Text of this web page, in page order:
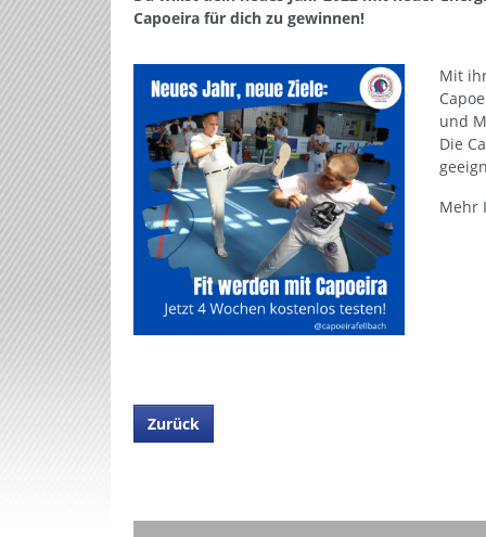
Capoeira für dich zu gewinnen!
Mit
und
Die
Mehr
Zurück